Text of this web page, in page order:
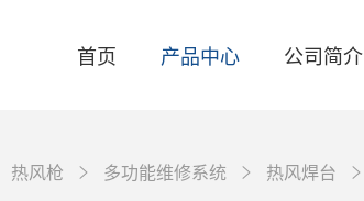
首页 产品中心 公司简介
热风枪 多功能维修系统 热风焊台